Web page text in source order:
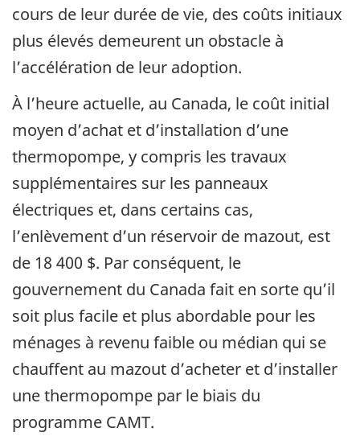
cours de leur durée de vie, des coûts initiaux
plus élevés demeurent un obstacle à
l’accélération de leur adoption.
À l’heure actuelle, au Canada, le coût initial
moyen d’achat et d’installation d’une
thermopompe, y compris les travaux
supplémentaires sur les panneaux
électriques et, dans certains cas,
l’enlèvement d’un réservoir de mazout, est
de 18 400 $. Par conséquent, le
gouvernement du Canada fait en sorte qu’il
soit plus facile et plus abordable pour les
ménages à revenu faible ou médian qui se
chauffent au mazout d’acheter et d’installer
une thermopompe par le biais du
programme CAMT.